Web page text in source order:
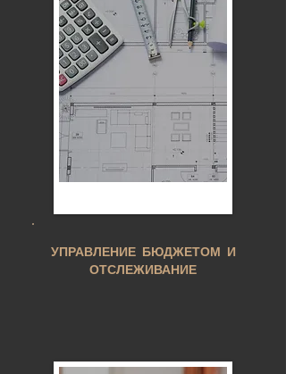
УПРАВЛЕНИЕ БЮДЖЕТОМ И
ОТСЛЕЖИВАНИЕ